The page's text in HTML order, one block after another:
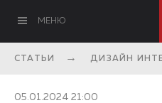
МЕНЮ
СТАТЬИ ДИЗАЙН
05.01.2024 21:00